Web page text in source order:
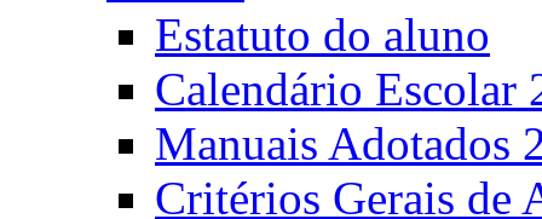
Estatuto do aluno
Calendário Escolar
Manuais Adotados
Critérios Gerais de